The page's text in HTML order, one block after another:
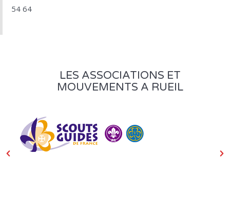
54 64
LES ASSOCIATIONS ET
MOUVEMENTS A RUEIL